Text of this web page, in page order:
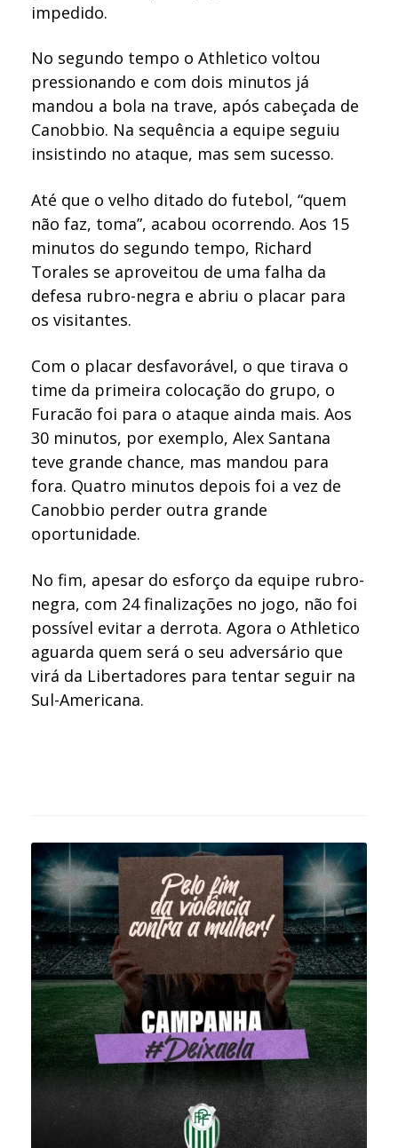
impedido.
No segundo tempo o Athletico voltou
pressionando e com dois minutos já
mandou a bola na trave, após cabeçada de
Canobbio. Na sequência a equipe seguiu
insistindo no ataque, mas sem sucesso.
Até que o velho ditado do futebol, “quem
não faz, toma”, acabou ocorrendo. Aos 15
minutos do segundo tempo, Richard
Torales se aproveitou de uma falha da
defesa rubro-negra e abriu o placar para
os visitantes.
Com o placar desfavorável, o que tirava o
time da primeira colocação do grupo, o
Furacão foi para o ataque ainda mais. Aos
30 minutos, por exemplo, Alex Santana
teve grande chance, mas mandou para
fora. Quatro minutos depois foi a vez de
Canobbio perder outra grande
oportunidade.
No fim, apesar do esforço da equipe rubro-
negra, com 24 finalizações no jogo, não foi
possível evitar a derrota. Agora o Athletico
aguarda quem será o seu adversário que
virá da Libertadores para tentar seguir na
Sul-Americana.